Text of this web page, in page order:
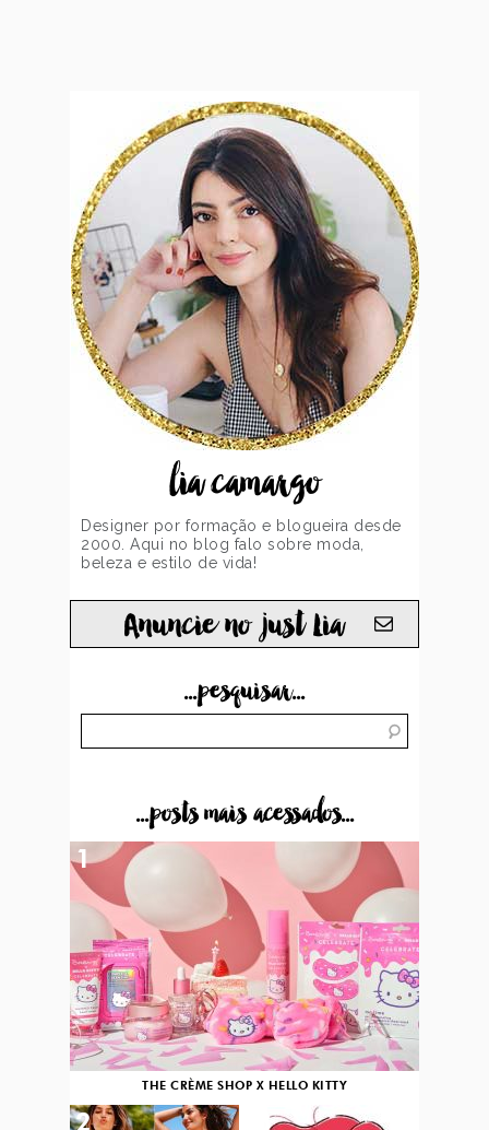
lia camargo
Designer por formação e blogueira desde
2000. Aqui no blog falo sobre moda,
beleza e estilo de vida!
Anuncie no just Lia
...pesquisar...
...posts mais acessados...
THE CRÈME SHOP X HELLO KITTY
1
2 3